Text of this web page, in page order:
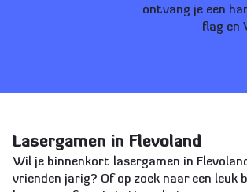
ontvang je een
flag en
Lasergamen in Flevoland
Wil je binnenkort lasergamen in
vrienden jarig? Of op zoek naar een leuk